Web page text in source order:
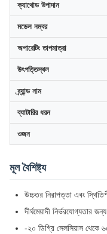
ক্যাথোড উপাদান
মডেল নম্বর
অপারেটিং তাপমাত্রা
উৎপত্তিস্থল
ব্র্যান্ড নাম
ব্যাটারির ধরন
ওজন
মূল বৈশিষ্ট্য
উচ্চতর নিরাপত্তা এবং
দীর্ঘমেয়াদী নির্ভরযোগ্যতার
-২০ ডিগ্রি সেলসিয়াস থেকে